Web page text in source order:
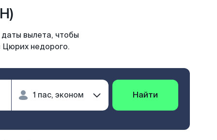
вылета, чтобы
Цюрих недорого.
Найти